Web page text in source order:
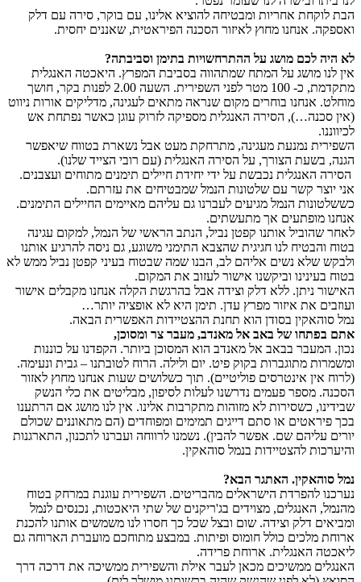
הבת לוקחת אחריות ומבטיחה להוציא אלינו, עם בוקר, סירה עם דלק
ואספקה. אנחנו מחוץ לאיזור הסכנה הפיראטית, שאננים יחסית.
לא היה לכם מושג על ההתרחשויות בתימן וסביבתה?
אין לנו מושג על המתח שמתהווה בסביבת המפרץ. היאכטה האנגלית
מתקדמת, כ- 100 מטר לפני השפירית. השעה 2.00 לפנות בקר, חושך
מוחלט. אנחנו בוחרים מקום שנראה מתאים לעגינה, מדליקים אורות ניווט
(אין סכנה…), הסירה האנגלית מספיקה לזרוק עוגן כאשר נפתחת אש
לכיווננו.
השפירית נמנעת מעגינה, מתרחקת מעט אבל נשארת בטווח שיאפשר
הגנה, בשעת הצורך, על הסירה האנגלית (עם רובי הצייד שלנו).
הסירה האנגלית נכבשת על ידי יחידת חיילים תימנים מתוחים ועצבנים.
אני יוצר קשר עם שלטונות הנמל שמבטיחים את עזרתם.
כששלטונות הנמל מגיעים לעברנו גם עליהם מאיימים החיילים התימנים.
אנחנו מופתעים אך מתעשתים.
לאחר שהוביל אותנו קפטן נביל, הנתב הראשי של הנמל, למקום עגינה
בטוח והבטיח לנו חגיגית שהצבא התימני משוגע, גם ניסה להרגיע אותנו
ולבקש שלא נשים אליהם לב, הבנו שמה שבטוח בעיני קפטן נביל ממש לא
בטוח בעינינו וביקשנו אישור לעזוב את המקום.
האישור ניתן. ללא דלק וצידה אבל בהרגשת הקלה אנחנו מקבלים אישור
ועוזבים את איזור מפרץ עדן. תימן היא לא אופציה יותר…
נמל סוהאקין בסודן הוא תחנת ההצטיידות האפשרית הבאה.
אתם בפתחו של באב אל מאנדב, מעבר צר ומסוכן,
נכון. המעבר בבאב אל מאנדב הוא המסוכן ביותר. הקפדנו על כוננות
ומשמרות מתוגברות בקוק פיט. יום ולילה. הרוח לטובתנו – גבית ונעימה.
(לרוח אין אינטרסים פוליטיים). תוך כשלושים שעות אנחנו מחוץ לאזור
הסכנה. מספר פעמים נדרשנו לעלות לסיפון, מבליטים את כלי הנשק
שבידינו, כשסירות לא מזוהות מתקרבות אלינו. אין לנו מושג אם הרתענו
בכך פיראטים או סתם דייגים תמימים ומפוחדים (הם מתאוננים שכולם
יורים עליהם שם. אפשר להבין). נשמנו לרווחה ועברנו לתכנון, התארגנות
והיערכות להצטיידות בנמל סוהאקין.
נמל סוהאקין. האתגר הבא?
נערכנו להפרדת הישראלים מהבריטים. השפירית עוגנת במרחק בטוח
מהנמל, האנגלים, מצוידים בג'ריקנים של שתי היאכטות, נכנסים לנמל
ומביאים דלק וצידה. שום ובצל שכל כך חסרו לנו משמשים אותנו להכנת
ארוחת מלכים כולל חומוס ופיתות. במבצע מתוחכם מועברת הארוחה גם
ליאכטה האנגלית. ארוחת פרידה.
האנגלים ממשיכים מכאן לעבר אילת והשפירית ממשיכה את דרכה דרך